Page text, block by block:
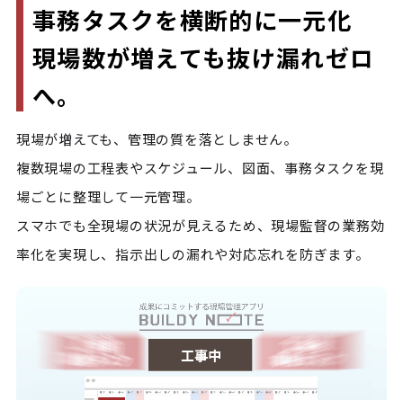
事務タスクを横断的に一元化
現場数が増えても抜け漏れゼロ
へ。
現場が増えても、管理の質を落としません。
複数現場の工程表やスケジュール、図面、事務タスクを現
場ごとに整理して一元管理。
スマホでも全現場の状況が見えるため、現場監督の業務効
率化を実現し、指示出しの漏れや対応忘れを防ぎます。